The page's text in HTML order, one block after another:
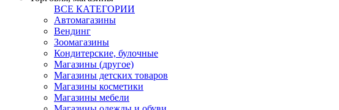
ВСЕ КАТЕГОРИИ
Автомагазины
Вендинг
Зоомагазины
Кондитерские, булочные
Магазины (другое)
Магазины детских товаров
Магазины косметики
Магазины мебели